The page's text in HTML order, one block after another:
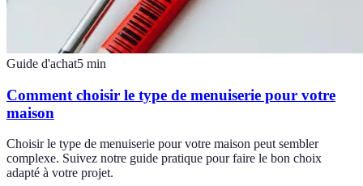
Guide d'achat5 min
Comment choisir le type de menuiserie pour votre
maison
Choisir le type de menuiserie pour votre maison peut sembler
complexe. Suivez notre guide pratique pour faire le bon choix
adapté à votre projet.